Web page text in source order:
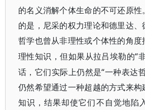
的名义消解个体生命的不可还原性
的是，尼采的权力理论和德里达、
哲学也曾从非理性或个体性的角度
理性知识，但如果从拉吕埃勒的“
话，它们实际上仍然是“一种表达
仍然希望通过一种超越的方式来
知识，结果却使它们不自觉地陷